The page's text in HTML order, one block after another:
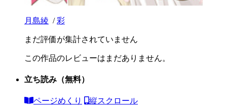
月島綾 /彩
まだ評価が集計されていません
この作品のレビューはまだありません。
立ち読み （無料）
ページめくり 縦スクロール